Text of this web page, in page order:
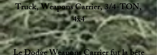
Truck, Weapons Carrier, 3/4-TON,
4x4